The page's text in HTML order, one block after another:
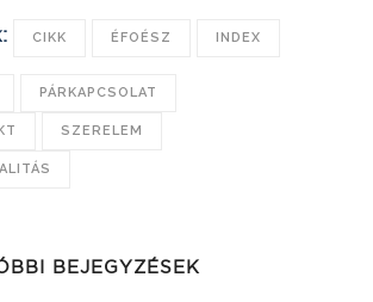
CIKK ÉFOÉSZ INDEX
PÁRKAPCSOLAT
SZERELEM
BEJEGYZÉSEK